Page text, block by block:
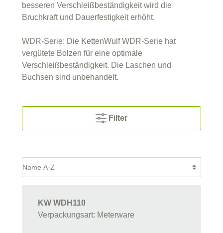
besseren Verschleißbeständigkeit wird die
Bruchkraft und Dauerfestigkeit erhöht.
WDR-Serie: Die KettenWulf WDR-Serie hat
vergütete Bolzen für eine optimale
Verschleißbeständigkeit. Die Laschen und
Buchsen sind unbehandelt.
Filter
KW WDH110
Verpackungsart: Meterware